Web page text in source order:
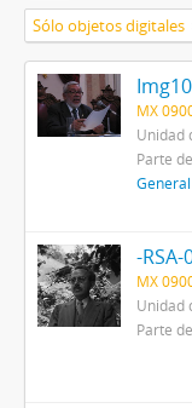
Sólo objetos digitales
MX
Unidad
Parte de
-RSA-
MX
Unidad
Parte de